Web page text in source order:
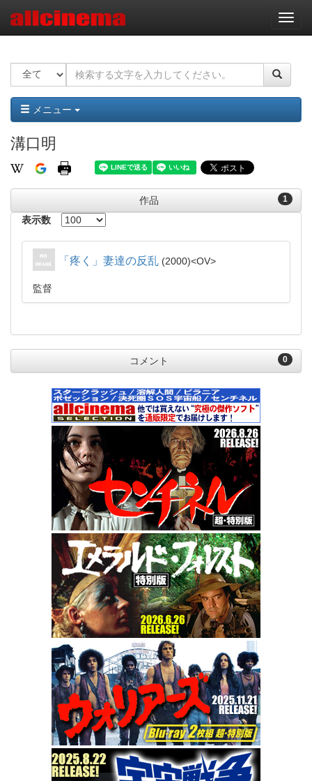
ナ
ビ
ー
ョ
ン
メニュー
溝口明
1
作品
表示数
「疼く」妻達の反乱 2000 OV
監督
0
コメント